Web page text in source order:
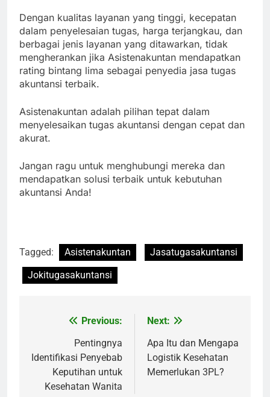
Dengan kualitas layanan yang tinggi, kecepatan
dalam penyelesaian tugas, harga terjangkau, dan
berbagai jenis layanan yang ditawarkan, tidak
mengherankan jika Asistenakuntan mendapatkan
rating bintang lima sebagai penyedia jasa tugas
akuntansi terbaik.
Asistenakuntan adalah pilihan tepat dalam
menyelesaikan tugas akuntansi dengan cepat dan
akurat.
Jangan ragu untuk menghubungi mereka dan
mendapatkan solusi terbaik untuk kebutuhan
akuntansi Anda!
Tagged: Asistenakuntan
Jasatugasakuntansi
Jokitugasakuntansi
NavigasiPrevious:
Pentingnya
Identifikasi Penyebab
Keputihan untuk
Kesehatan Wanita
Next:
Apa Itu dan Mengapa
Logistik Kesehatan
Memerlukan 3PL?